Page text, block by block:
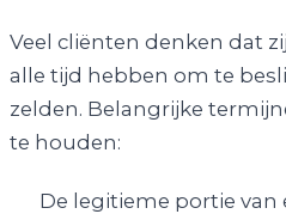
Veel cliënten denken dat
alle tijd hebben om te
zelden. Belangrijke
te houden:
De legitieme portie